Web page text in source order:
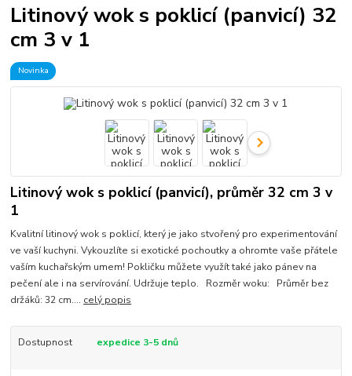
Litinový wok s poklicí (panvicí) 32
cm 3 v 1
Novinka
Litinový wok s poklicí (panvicí), průměr 32 cm 3 v
1
Kvalitní litinový wok s poklicí, který je jako stvořený pro experimentování
ve vaší kuchyni. Vykouzlíte si exotické pochoutky a ohromte vaše přátele
vaším kuchařským umem! Pokličku můžete využít také jako pánev na
pečení ale i na servírování. Udržuje teplo. Rozměr woku: Průměr bez
držáků: 32 cm.... celý popis
Dostupnost expedice 3-5 dnů